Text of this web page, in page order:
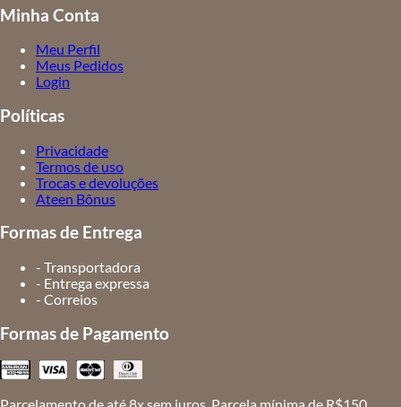
Minha Conta
Meu Perfil
Meus Pedidos
Login
Políticas
Privacidade
Termos de uso
Trocas e devoluções
Ateen Bônus
Formas de Entrega
- Transportadora
- Entrega expressa
- Correios
Formas de Pagamento
Parcelamento de até 8x sem juros. Parcela mínima de R$150